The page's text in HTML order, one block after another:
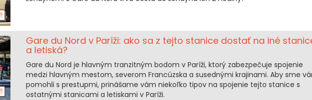
Gare du Nord v Paríži: ako sa z tejto stanice dostať na iné
a letiská?
Gare du Nord je hlavným tranzitným bodom v Paríži, ktorý zabezpečuje spojenie
medzi hlavným mestom, severom Francúzska a susednými krajinami. Aby sme
pomohli s prestupmi, prinášame vám niekoľko tipov na spojenie tejto stanice s
ostatnými stanicami a letiskami v Paríži.